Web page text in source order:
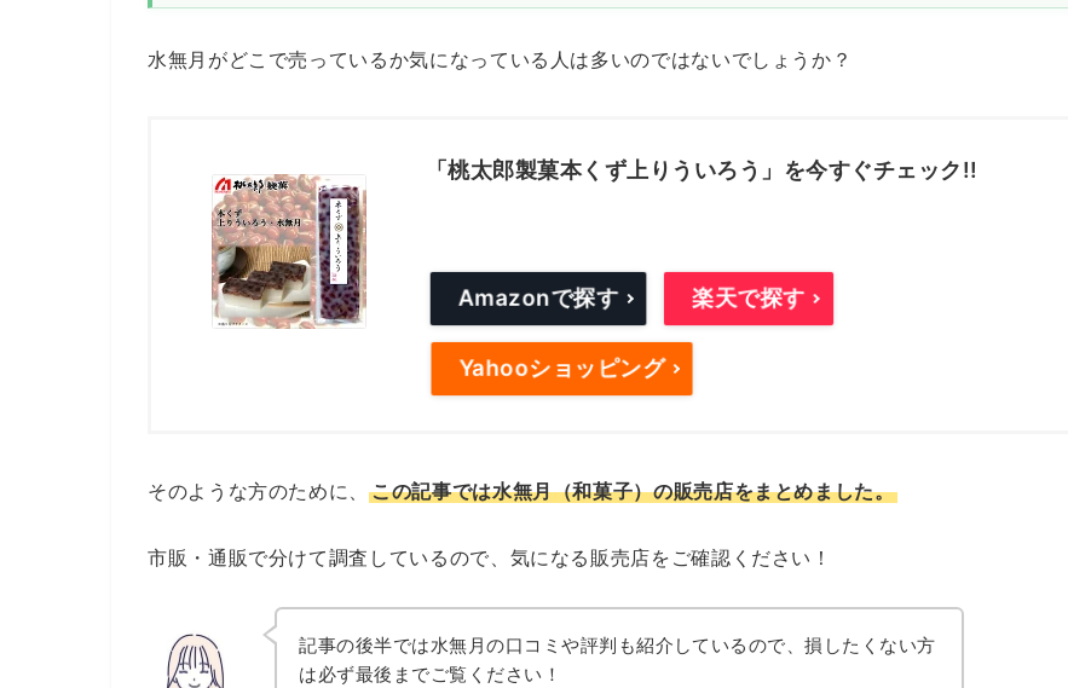
水無月がどこで売っているか気になっている人は多いのではないでしょうか？
「桃太郎製菓本くず上りういろう」を今すぐチェック!!
Amazonで探す 楽天で探す
Yahooショッピング
そのような方のために、この記事では水無月（和菓子）の販売店をまとめました。
市販・通販で分けて調査しているので、気になる販売店をご確認ください！
記事の後半では水無月の口コミや評判も紹介しているので、損したくない方
は必ず最後までご覧ください！